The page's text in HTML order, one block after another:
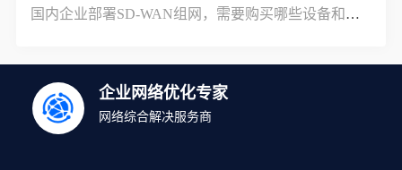
国内企业部署SD-WAN组网，需要购买哪些设备和服务？
企业网络优化专家
网络综合解决服务商